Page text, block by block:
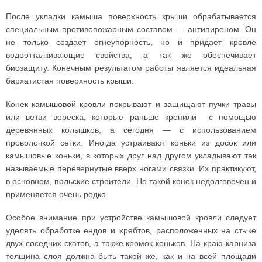
После укладки камыша поверхность крыши обрабатывается
специальным противопожарным составом — антипиреном. Он
не только создает огнеупорность, но и придает кровле
водоотталкивающие свойства, а так же обеспечивает
биозащиту. Конечным результатом работы является идеальная
бархатистая поверхность крыши.
Конек камышовой кровли покрывают и защищают пучки травы
или ветви вереска, которые раньше крепили с помощью
деревянных колышков, а сегодня — с использованием
проволочкой сетки. Иногда устраивают коньки из досок или
камышовые коньки, в которых друг над другом укладывают так
называемые перевернутые вверх ногами связки. Их практикуют,
в основном, польские строители. Но такой конек недолговечен и
применяется очень редко.
Особое внимание при устройстве камышовой кровли следует
уделять обработке ендов и хребтов, расположенных на стыке
двух соседних скатов, а также кромок коньков. На краю карниза
толщина слоя должна быть такой же, как и на всей площади